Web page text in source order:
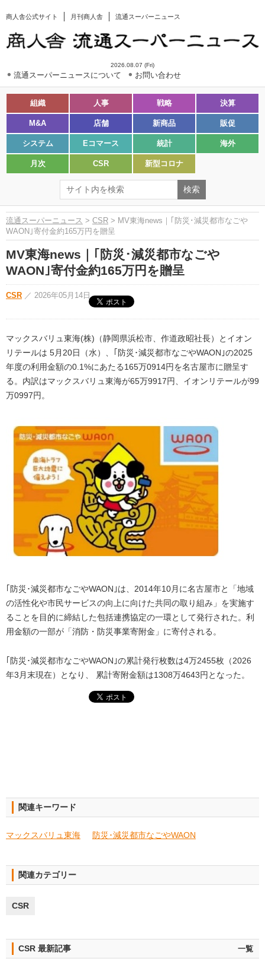
商人舎公式サイト 月刊商人舎 流通スーパーニュース
2026.08.07 (Fri)
流通スーパーニュースについて お問い合わせ
組織 人事 戦略 決算
M&A 店舗 新商品 販促
システム Eコマース 統計 海外
月次 CSR 新型コロナ
流通スーパーニュース > CSR > MV東海news｜｢防災･減災都市なごや
WAON｣寄付金約165万円を贈呈
MV東海news｜｢防災･減災都市なごや
WAON｣寄付金約165万円を贈呈
CSR ／ 2026年05月14日
マックスバリュ東海(株)（静岡県浜松市、作道政昭社長）とイオン
リテールは 5月20日（水）、｢防災･減災都市なごやWAON｣の2025
年度の利用金額の0.1%にあたる165万0914円を名古屋市に贈呈す
る。内訳はマックスバリュ東海が65万9917円、イオンリテールが99
万0997円。
｢防災･減災都市なごやWAON｣は、2014年10月に名古屋市と「地域
の活性化や市民サービスの向上に向けた共同の取り組み」を実施す
ることを目的に締結した包括連携協定の一環として発行された。利
用金額の一部が「消防・防災事業寄附金」に寄付される。
｢防災･減災都市なごやWAON｣の累計発行枚数は4万2455枚（2026
年3月末現在）となり、 累計寄附金額は1308万4643円となった。
関連キーワード
マックスバリュ東海 防災･減災都市なごやWAON
関連カテゴリー
CSR
CSR 最新記事 一覧